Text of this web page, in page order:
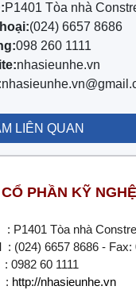
P1401 Tòa nhà
(024) 6657 8686
098 260 1111
nhasieunhe.vn
LIÊN QUAN
PHẦN KỸ
Tòa nhà
: (024) 6657 8686 -
60 1111
http://nhasieunhe.vn